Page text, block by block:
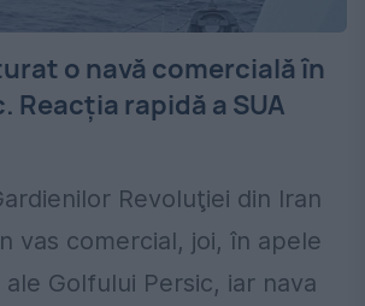
o navă comercială în
Reacția rapidă a SUA
Revoluţiei din Iran
vas comercial, joi, în apele
Golfului Persic, iar nava